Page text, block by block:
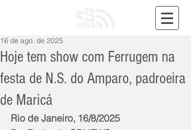
Hoje tem show com Ferrugem na
festa de N.S. do Amparo, padroeira
de Maricá
16 de ago. de 2025
Rio de Janeiro, 16/8/2025